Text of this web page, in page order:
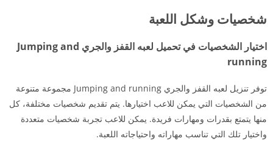
شخصيات وشكل اللعبة
اختيار الشخصيات في تحميل لعبه القفز والجري Jumping and
running
توفر تنزيل لعبه القفز والجري Jumping and running مجموعة متنوعة
من الشخصيات التي يمكن للاعب اختيارها. يتم تقديم شخصيات مختلفة، كل
منها يتمتع بقدرات ومهارات فريدة. يمكن للاعب تجربة شخصيات متعددة
واختيار تلك التي تناسب مهاراته واحتياجاته اللعبة.